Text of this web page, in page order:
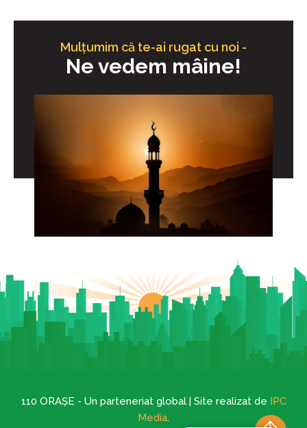
Mulțumim că te-ai rugat cu noi -
Ne vedem mâine!
110 ORAȘE - Un parteneriat global | Site realizat de IPC
Media.